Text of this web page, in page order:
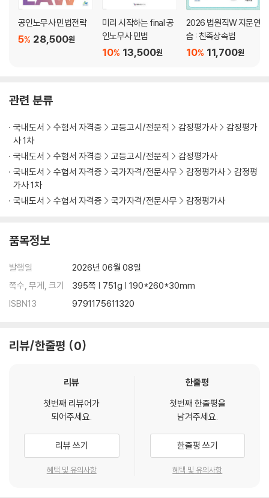
Ⅱ.물 건 /75
Ⅲ.동산과 부동산 /77
Ⅳ.주물과 종물 /78
제1절 총 설 82
Ⅰ.권리변동의 모습 /82
Ⅱ.권리변동의 원인 /83
제2절 법률행위 84
│제1관│총 설 84
⋮
(이하 생략)
Ⅱ.기간의 계산방법 /166
제7장▸소멸시효 _169
Ⅲ.소멸시효 제도의 구조 /169
제2절 소멸시효의 요건 170
(이하 생략)
제2편물권법
제1절 물권법 일반 200
│제1관│물권법과 물권 200
Ⅰ.물권법 /200
공인노무사 민법전략
28,500원
5%
미리 시작하는 final 공
인노무사 민법
13,500원
10%
2026 법원직W 지문연
습 : 친족상속법
11,700원
10%
관련 분류
국내도서 수험서 자격증 고등고시/전문직 감정평가사
감정평가
사 1차
국내도서
수험서 자격증 고등고시/전문직
감정평가사
국내도서
수험서 자격증 국가자격/전문사무 감정평가사
감정평
가사 1차
국내도서
수험서 자격증 국가자격/전문사무 감정평가사
품목정보
발행일
2026년 06월 08일
쪽수, 무게, 크기
395쪽 | 751g | 190*260*30mm
ISBN13
9791175611320
리뷰/한줄평 0
리뷰
첫번째 리뷰어가
되어주세요.
리뷰 쓰기
혜택 및 유의사항
한줄평
첫번째 한줄평을
남겨주세요.
한줄평 쓰기
혜택 및 유의사항